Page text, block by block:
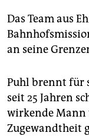
Das Team aus
an seine
Puhl brennt für
seit 25 Jahren
wirkende Mann
Zugewandtheit